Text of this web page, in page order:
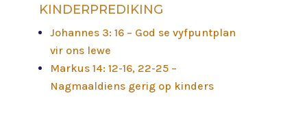
KINDERPREDIKING
Johannes 3: 16 – God se vyfpuntplan
vir ons lewe
Markus 14: 12-16, 22-25 –
Nagmaaldiens gerig op kinders